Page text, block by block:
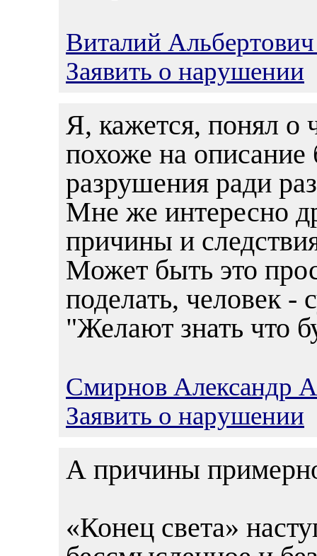
Виталий
Заявить о нарушении
Я, кажется, понял о
похоже на
разрушения ради
Мне же интересно
причины и
Может быть это
поделать, человек
"Желают знать что
Смирнов Александр
Заявить о нарушении
А причины
«Конец света»